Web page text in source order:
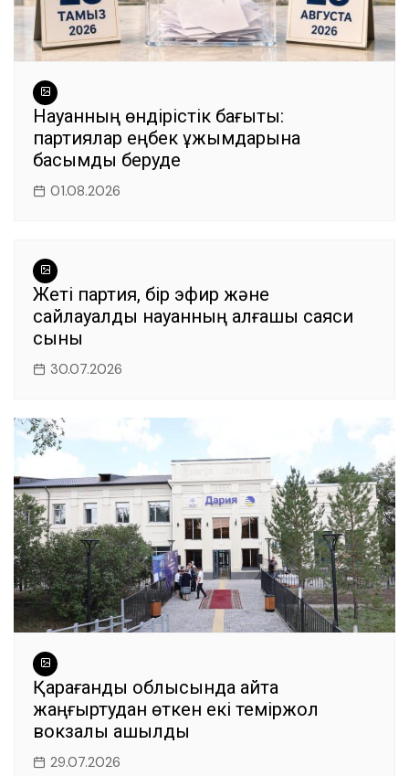
Науқанның өндірістік бағыты:
партиялар еңбек ұжымдарына
басымдық беруде
01.08.2026
Жеті партия, бір эфир және
сайлауалды науқанның алғашқы саяси
сыны
30.07.2026
Қарағанды облысында қайта
жаңғыртудан өткен екі теміржол
вокзалы ашылды
29.07.2026